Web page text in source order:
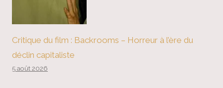
Critique du film : Backrooms – Horreur à l’ère du
déclin capitaliste
5 août 2026